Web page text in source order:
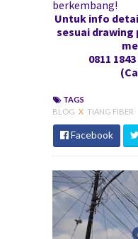
berkembang!
Untuk info
sesuai
0811
TAGS
BLOG X TIANG FIBER
Facebook